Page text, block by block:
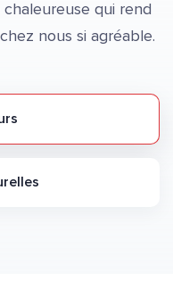
qui rend
nous si agréable.